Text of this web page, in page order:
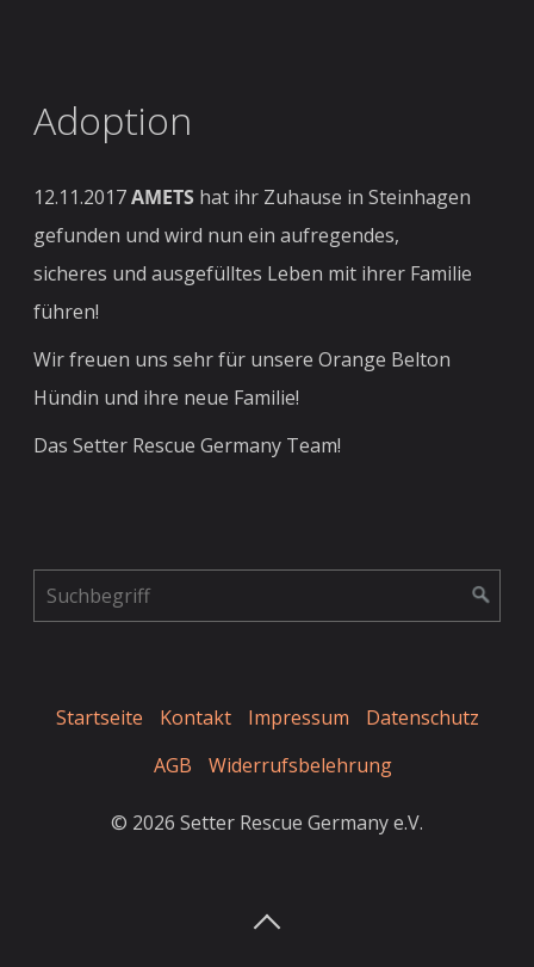
Adoption
12.11.2017AMETS hat ihr Zuhause in Steinhagen
gefunden und wird nun ein aufregendes,
sicheres und ausgefülltes Leben mit ihrer Familie
führen!
Wir freuen uns sehr für unsere Orange Belton
Hündin und ihre neue Familie!
Das Setter Rescue Germany Team!
Startseite Kontakt Impressum
Datenschutz
AGB
Widerrufsbelehrung
© 2026 Setter Rescue Germany e.V.